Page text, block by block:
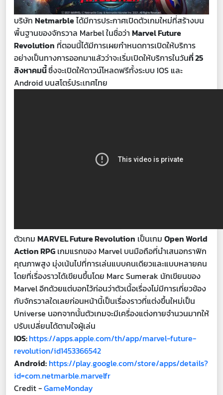
บริษัท Netmarbleได้มีการประกาศเปิดตัวเกมใหม่ที่สร้างบน
พื้นฐานของจักรวาล Marbel ในชื่อว่า Marvel Future
Revolution ที่ตอนนี้ได้มีการเผยกำหนดการเปิดให้บริการ
อย่างเป็นทางการออกมาแล้วว่าจะเริ่มเปิดให้บริการในวันที่ 25
สิงหาคมนี้ซึ่งจะเปิดให้ดาวน์โหลดฟรีทั้งระบบ IOS และ
Android บนสโตร์ประเทศไทย
ตัวเกม MARVEL Future Revolution เป็นเกม Open World
Action RPG เกมแรกของ Marvel บนมือถือที่นำเสนอกราฟิก
คุณภาพสูง มุ่งเน้นไปที่การเล่นแบบคนเดียวและแบบหลายคน
โดยที่เรื่องราวได้เขียนขึ้นโดย Marc Sumerak นักเขียนของ
Marvel อีกด้วยแต่บอกไว้ก่อนว่าตัวเนื้อเรื่องไม่มีการเกี่ยวข้อง
กับจักรวาลใดเลยก่อนหน้านี้เป็นเรื่องราวที่แต่งขึ้นใหม่เป็น
Universe นอกจากนั้นตัวเกมจะมีเครื่องแต่งกายจำนวนมากให้
ปรับเปลี่ยนได้ตามใจผู้เล่น
IOS:https://apps.apple.com/th/app/marvel-future-
revolution/id1453366542
Android: https://play.google.com/store/apps/details?
id=com.netmarble.marvelfr
Credit -GameMonday